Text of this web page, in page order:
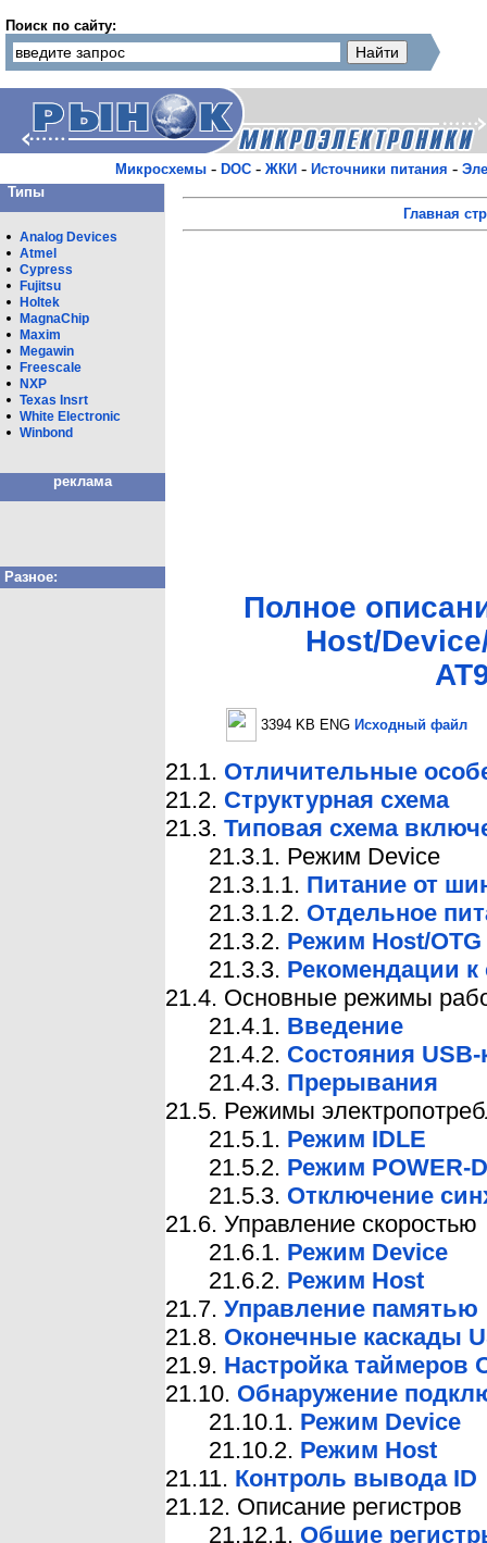
Поиск по сайту:
Микросхемы - DOC - ЖКИ - Источники питания -
Типы
Analog Devices
Atmel
Cypress
Fujitsu
Holtek
MagnaChip
Maxim
Megawin
Freescale
NXP
Texas Insrt
White Eleсtronic
Winbond
реклама
Разное:
Главная
Полное
Host/
3394 KB ENG Исходный файл
21.1. Отличительные
21.2. Структурная схема
21.3. Типовая схема
21.3.1. Режим Device
21.3.1.1. Питание от
21.3.1.2. Отдельное
21.3.2. Режим Host/OTG
21.3.3. Рекомендации к
21.4. Основные режимы
21.4.1. Введение
21.4.2. Состояния
21.4.3. Прерывания
21.5. Режимы
21.5.1. Режим IDLE
21.5.2. Режим POWER-
21.5.3. Отключение
21.6. Управление скоростью
21.6.1. Режим Device
21.6.2. Режим Host
21.7. Управление памятью
21.8. Оконечные каскады
21.9. Настройка таймеров
21.10. Обнаружение
21.10.1. Режим Device
21.10.2. Режим Host
21.11. Контроль вывода ID
21.12. Описание регистров
21.12.1. Общие